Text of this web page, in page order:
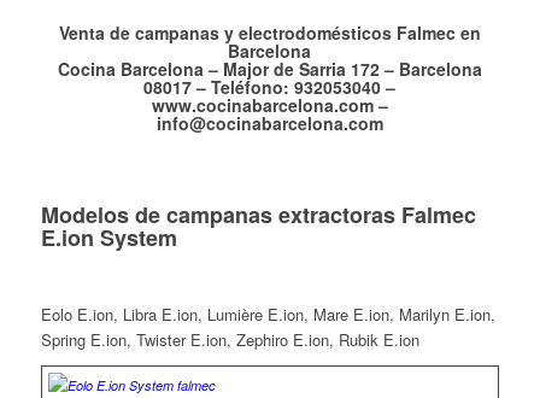
Venta de campanas y electrodomésticos Falmec en
Barcelona
Cocina Barcelona – Major de Sarria 172 – Barcelona
08017 – Teléfono: 932053040 –
www.cocinabarcelona.com –
info@cocinabarcelona.com
Modelos de campanas extractoras Falmec
E.ion System
Eolo E.ion, Libra E.ion, Lumière E.ion, Mare E.ion, Marilyn E.ion,
Spring E.ion, Twister E.ion, Zephiro E.ion, Rubik E.ion